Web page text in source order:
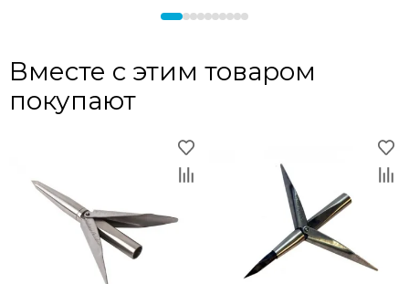
Вместе с этим товаром
покупают